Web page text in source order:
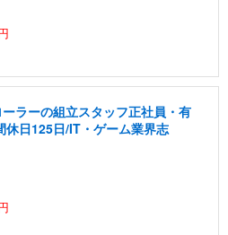
ラーの組立スタッフ正社員・有
休日125日/IT・ゲーム業界志